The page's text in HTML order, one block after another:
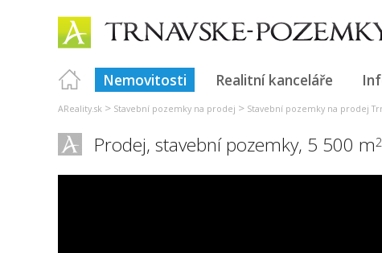
Nemovitosti Realitní kanceláře
AReality.sk > Stavební pozemky na prodej > Stavební pozemky na prodej
Prodej, stavební pozemky, 5 500 m2